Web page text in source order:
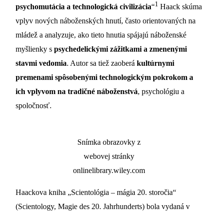
psychomutácia a technologická civilizácia“1 Haack skúma
vplyv nových náboženských hnutí, často orientovaných na
mládež a analyzuje, ako tieto hnutia spájajú náboženské
myšlienky s psychedelickými zážitkami a zmenenými
stavmi vedomia. Autor sa tiež zaoberá kultúrnymi
premenami spôsobenými technologickým pokrokom a
ich vplyvom na tradičné náboženstvá, psychológiu a
spoločnosť.
Snímka obrazovky z
webovej stránky
onlinelibrary.wiley.com
Haackova kniha „Scientológia – mágia 20. storočia“
(Scientology, Magie des 20. Jahrhunderts) bola vydaná v